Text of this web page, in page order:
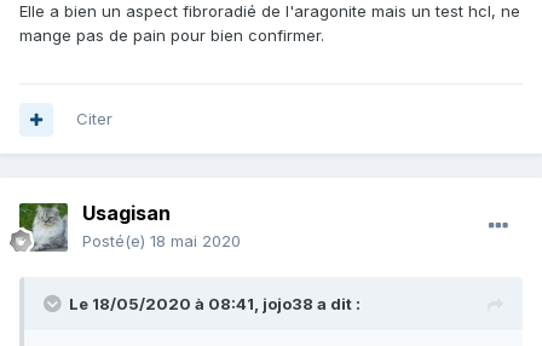
Elle a bien un aspect fibroradié de l'aragonite mais un test hcl, ne
mange pas de pain pour bien confirmer.
Citer
Usagisan
Posté(e) 18 mai 2020
Le 18/05/2020 à 08:41, jojo38 a dit :